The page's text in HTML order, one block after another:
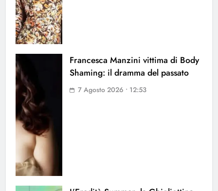
Francesca Manzini vittima di Body
Shaming: il dramma del passato
7 Agosto 2026 • 12:53